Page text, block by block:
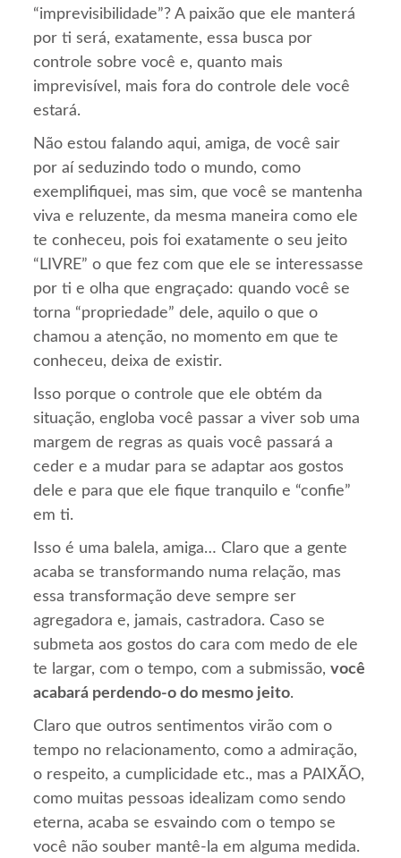
“imprevisibilidade”? A paixão que ele manterá
por ti será, exatamente, essa busca por
controle sobre você e, quanto mais
imprevisível, mais fora do controle dele você
estará.
Não estou falando aqui, amiga, de você sair
por aí seduzindo todo o mundo, como
exemplifiquei, mas sim, que você se mantenha
viva e reluzente, da mesma maneira como ele
te conheceu, pois foi exatamente o seu jeito
“LIVRE” o que fez com que ele se interessasse
por ti e olha que engraçado: quando você se
torna “propriedade” dele, aquilo o que o
chamou a atenção, no momento em que te
conheceu, deixa de existir.
Isso porque o controle que ele obtém da
situação, engloba você passar a viver sob uma
margem de regras as quais você passará a
ceder e a mudar para se adaptar aos gostos
dele e para que ele fique tranquilo e “confie”
em ti.
Isso é uma balela, amiga… Claro que a gente
acaba se transformando numa relação, mas
essa transformação deve sempre ser
agregadora e, jamais, castradora. Caso se
submeta aos gostos do cara com medo de ele
te largar, com o tempo, com a submissão,você
acabará perdendo-o do mesmo jeito.
Claro que outros sentimentos virão com o
tempo no relacionamento, como a admiração,
o respeito, a cumplicidade etc., mas a PAIXÃO,
como muitas pessoas idealizam como sendo
eterna, acaba se esvaindo com o tempo se
você não souber mantê-la em alguma medida.